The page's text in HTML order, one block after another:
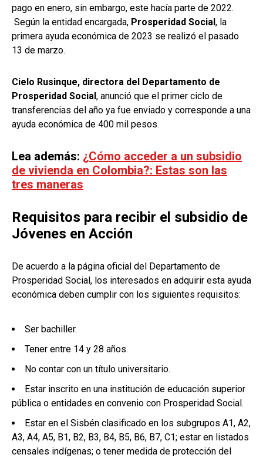
pago en enero, sin embargo, este hacía parte de 2022.
Según la entidad encargada, Prosperidad Social, la
primera ayuda económica de 2023 se realizó el pasado
13 de marzo.
Cielo Rusinque, directora del Departamento de
Prosperidad Social, anunció que el primer ciclo de
transferencias del año ya fue enviado y corresponde a una
ayuda económica de 400 mil pesos.
Lea además: ¿Cómo acceder a un subsidio
de vivienda en Colombia?: Estas son las
tres maneras
Requisitos para recibir el subsidio de
Jóvenes en Acción
De acuerdo a la página oficial del Departamento de
Prosperidad Social, los interesados en adquirir esta ayuda
económica deben cumplir con los siguientes requisitos:
Ser bachiller.
Tener entre 14 y 28 años.
No contar con un título universitario.
Estar inscrito en una institución de educación superior
pública o entidades en convenio con Prosperidad Social.
Estar en el Sisbén clasificado en los subgrupos A1, A2,
A3, A4, A5, B1, B2, B3, B4, B5, B6, B7, C1; estar en listados
censales indígenas; o tener medida de protección del